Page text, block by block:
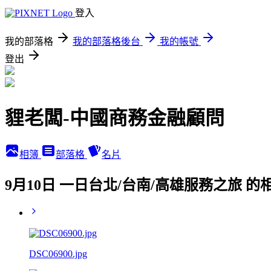
登入
我的部落格 我的部落格後台
我的帳號
登出
貍老闆-中國商務金融顧問
相簿 部落格 名片
9月10日 一日台北/台南/高雄服務之旅 的
DSC06900.jpg